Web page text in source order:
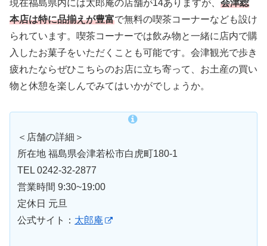
現在福島県内には太郎庵の店舗が14ありますが、 会津総
本店は特に品揃えが豊富で無料の喫茶コーナーなども設け
られています。喫茶コーナーでは飲み物と一緒に店内で購
入したお菓子をいただくことも可能です。会津観光で歩き
疲れたならぜひこちらのお店に立ち寄って、お土産の買い
物と休憩を楽しんでみてはいかがでしょうか。
＜店舗の詳細＞
所在地 福島県会津若松市白虎町180-1
TEL 0242-32-2877
営業時間 9:30~19:00
定休日 元旦
公式サイト： 太郎庵